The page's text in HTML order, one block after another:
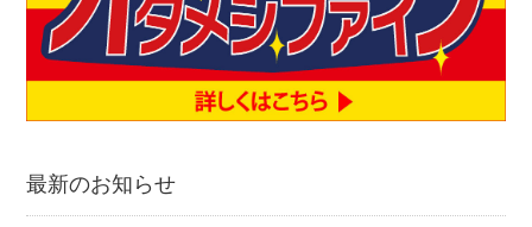
最新のお知らせ